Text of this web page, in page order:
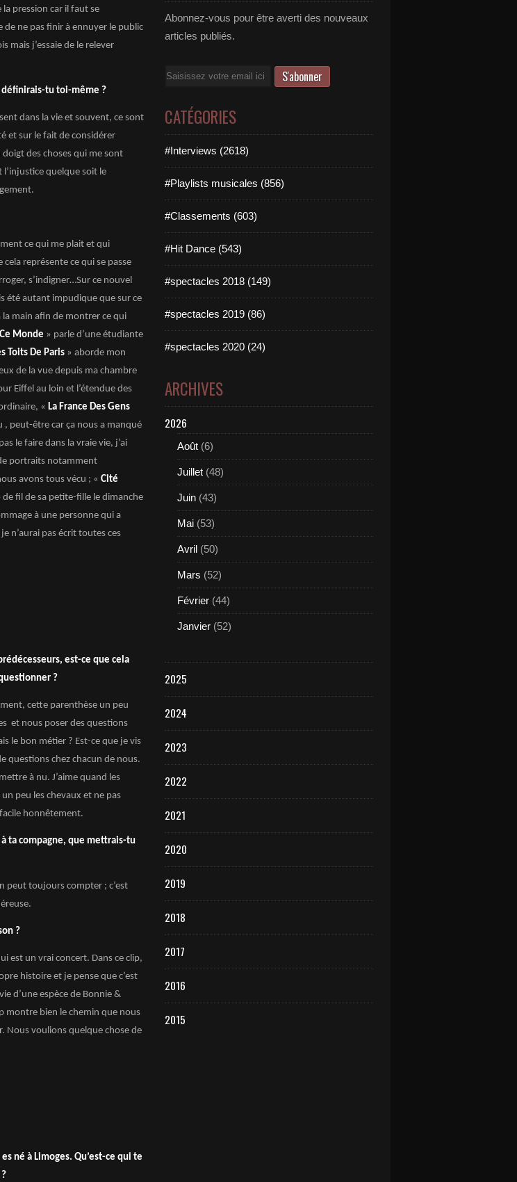
la pression car il faut se
de ne pas finir à ennuyer le public
mais j’essaie de le relever
définirais-tu toi-même ?
dans la vie et souvent, ce sont
et sur le fait de considérer
des choses qui me sont
l’injustice quelque soit le
ce qui me plait et qui
cela représente ce qui se passe
s’indigner…Sur ce nouvel
été autant impudique que sur ce
la main afin de montrer ce qui
Monde » parle d’une étudiante
Toits De Paris » aborde mon
de la vue depuis ma chambre
Eiffel au loin et l’étendue des
« La France Des Gens
, peut-être car ça nous a manqué
le faire dans la vraie vie, j’ai
portraits notamment
avons tous vécu ; « Cité
fil de sa petite-fille le dimanche
à une personne qui a
n’aurai pas écrit toutes ces
est-ce que cela
?
cette parenthèse un peu
et nous poser des questions
le bon métier ? Est-ce que je vis
questions chez chacun de nous.
à nu. J’aime quand les
peu les chevaux et ne pas
facile honnêtement.
à ta compagne, que mettrais-tu
peut toujours compter ; c’est
?
est un vrai concert. Dans ce clip,
histoire et je pense que c’est
d’une espèce de Bonnie &
montre bien le chemin que nous
Nous voulions quelque chose de
né à Limoges. Qu’est-ce qui te
Abonnez-vous pour être averti des nouveaux
articles publiés.
Email
CATÉGORIES
#Interviews (2618)
#Playlists musicales (856)
#Classements (603)
#Hit Dance (543)
#spectacles 2018 (149)
#spectacles 2019 (86)
#spectacles 2020 (24)
ARCHIVES
2026
Août (6)
Juillet (48)
Juin (43)
Mai (53)
Avril (50)
Mars (52)
Février (44)
Janvier (52)
2025
2024
2023
2022
2021
2020
2019
2018
2017
2016
2015